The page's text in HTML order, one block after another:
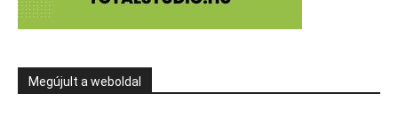
Megújult a weboldal